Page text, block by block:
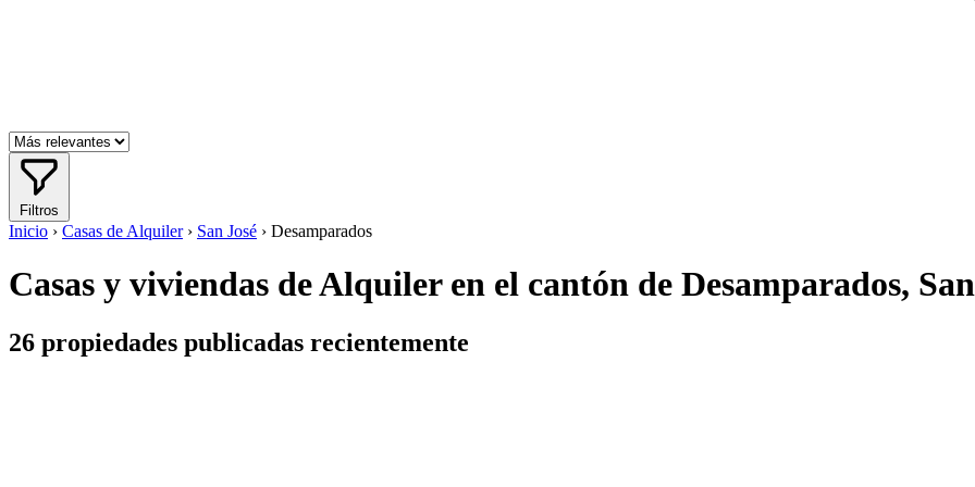
Filtros
Inicio › Casas de Alquiler › San José › Desamparados
Casas y viviendas de Alquiler en el cantón de Desamparados,
26 propiedades publicadas recientemente